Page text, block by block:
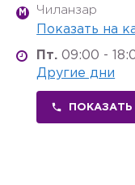
M
Чиланзар
Показать на
Пт. 09:00 -
Другие дни